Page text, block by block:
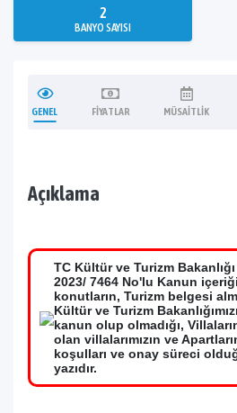
2
BANYO SAYISI
GENEL FIYATLAR MÜSAITLIK
Açıklama
TC Kültür ve Turizm
2023/ 7464 No'lu Kanun
konutların, Turizm belgesi
Kültür ve Turizm
kanun olup olmadığı,
olan villalarımızın ve
koşulları ve onay süreci
yazıdır.